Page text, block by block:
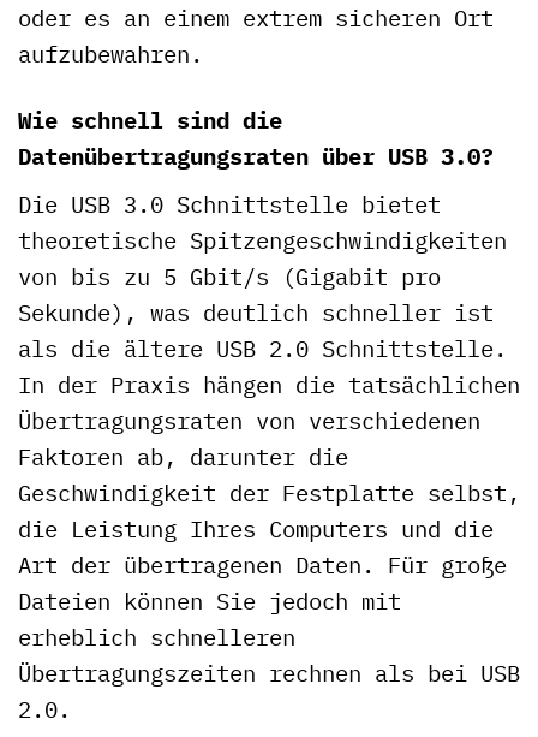
oder es an einem extrem sicheren Ort
aufzubewahren.
Wie schnell sind die
Datenübertragungsraten über USB 3.0?
Die USB 3.0 Schnittstelle bietet
theoretische Spitzengeschwindigkeiten
von bis zu 5 Gbit/s (Gigabit pro
Sekunde), was deutlich schneller ist
als die ältere USB 2.0 Schnittstelle.
In der Praxis hängen die tatsächlichen
Übertragungsraten von verschiedenen
Faktoren ab, darunter die
Geschwindigkeit der Festplatte selbst,
die Leistung Ihres Computers und die
Art der übertragenen Daten. Für große
Dateien können Sie jedoch mit
erheblich schnelleren
Übertragungszeiten rechnen als bei USB
2.0.